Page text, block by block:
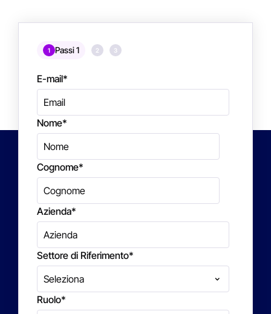
1 Passi 1 2 3
E-mail*
Nome*
Cognome*
Azienda*
Settore di Riferimento*
Ruolo*